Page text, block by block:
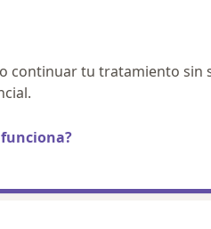
continuar tu tratamiento sin